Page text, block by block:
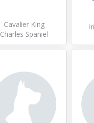
Cavalier King
Charles Spaniel